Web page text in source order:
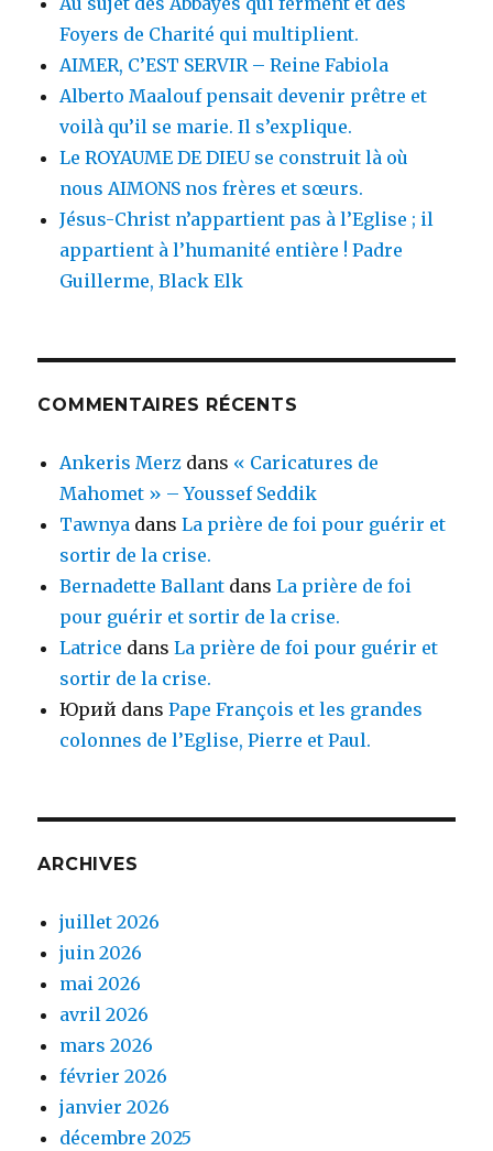
Foyers de Charité qui multiplient.
AIMER, C’EST SERVIR – Reine Fabiola
Alberto Maalouf pensait devenir prêtre et
voilà qu’il se marie. Il s’explique.
Le ROYAUME DE DIEU se construit là où
nous AIMONS nos frères et sœurs.
Jésus-Christ n’appartient pas à l’Eglise ; il
appartient à l’humanité entière ! Padre
Guillerme, Black Elk
COMMENTAIRES RÉCENTS
Ankeris Merz dans « Caricatures de
Mahomet » – Youssef Seddik
Tawnya dansLa prière de foi pour guérir et
sortir de la crise.
Bernadette Ballant dansLa prière de foi
pour guérir et sortir de la crise.
Latrice dansLa prière de foi pour guérir et
sortir de la crise.
Юрий dansPape François et les grandes
colonnes de l’Eglise, Pierre et Paul.
ARCHIVES
juillet 2026
juin 2026
mai 2026
avril 2026
mars 2026
février 2026
janvier 2026
décembre 2025